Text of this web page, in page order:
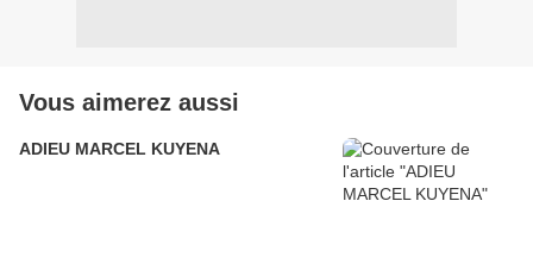
Vous aimerez aussi
ADIEU MARCEL KUYENA